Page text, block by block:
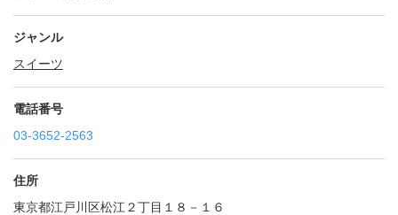
ジャンル
スイーツ
電話番号
03-3652-2563
住所
東京都江戸川区松江２丁目１８－１６